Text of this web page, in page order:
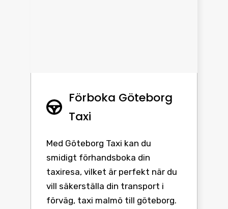
Förboka Göteborg
Taxi
Med Göteborg Taxi kan du
smidigt förhandsboka din
taxiresa, vilket är perfekt när du
vill säkerställa din transport i
förväg, taxi malmö till göteborg.